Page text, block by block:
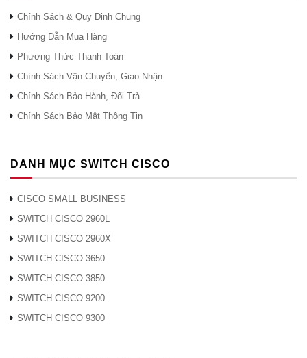
Chính Sách & Quy Định Chung
Hướng Dẫn Mua Hàng
Phương Thức Thanh Toán
Chính Sách Vận Chuyển, Giao Nhận
Chính Sách Bảo Hành, Đổi Trả
Chính Sách Bảo Mật Thông Tin
DANH MỤC SWITCH CISCO
CISCO SMALL BUSINESS
SWITCH CISCO 2960L
SWITCH CISCO 2960X
SWITCH CISCO 3650
SWITCH CISCO 3850
SWITCH CISCO 9200
SWITCH CISCO 9300